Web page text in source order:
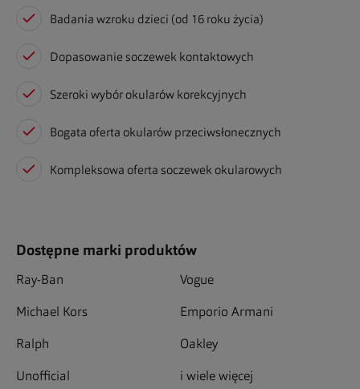
Badania wzroku dzieci (od 16 roku życia)
Dopasowanie soczewek kontaktowych
Szeroki wybór okularów korekcyjnych
Bogata oferta okularów przeciwsłonecznych
Kompleksowa oferta soczewek okularowych
Dostępne marki produktów
Ray-Ban Vogue
Michael Kors Emporio Armani
Ralph Oakley
Unofficial i wiele więcej